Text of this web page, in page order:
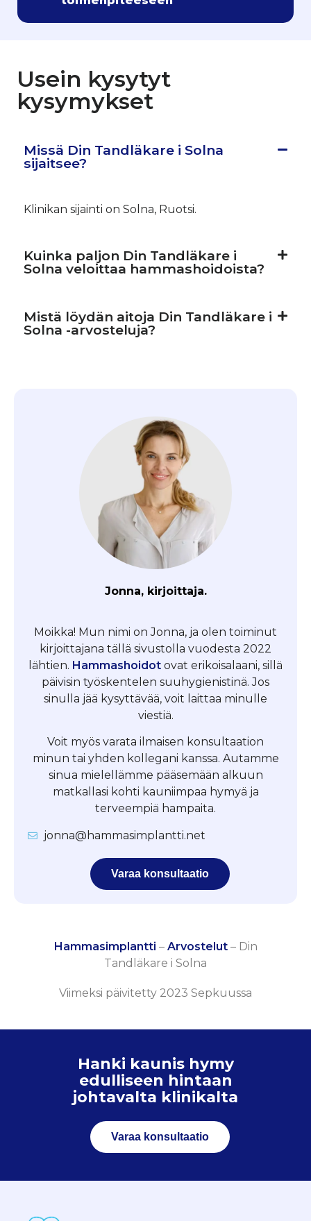
Usein kysytyt
kysymykset
Missä Din Tandläkare i Solna
sijaitsee?
Klinikan sijainti on Solna, Ruotsi.
Kuinka paljon Din Tandläkare i
Solna veloittaa hammashoidoista?
Mistä löydän aitoja Din Tandläkare i
Solna -arvosteluja?
Jonna, kirjoittaja.
Moikka! Mun nimi on Jonna, ja olen toiminut
kirjoittajana tällä sivustolla vuodesta 2022
lähtien. Hammashoidot ovat erikoisalaani, sillä
päivisin työskentelen suuhygienistinä. Jos
sinulla jää kysyttävää, voit laittaa minulle
viestiä.
Voit myös varata ilmaisen konsultaation
minun tai yhden kollegani kanssa. Autamme
sinua mielellämme pääsemään alkuun
matkallasi kohti kauniimpaa hymyä ja
terveempiä hampaita.
jonna@hammasimplantti.net
Varaa konsultaatio
Hammasimplantti – Arvostelut– Din
Tandläkare i Solna
Viimeksi päivitetty 2023 Sepkuussa
Hanki kaunis hymy
edulliseen hintaan
johtavalta klinikalta
Varaa konsultaatio